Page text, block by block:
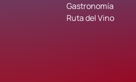
Gastronomía
Ruta del Vino